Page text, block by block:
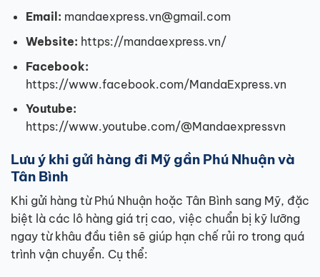
Email: mandaexpress.vn@gmail.com
Website: https://mandaexpress.vn/
Facebook:
https://www.facebook.com/MandaExpress.vn
Youtube:
https://www.youtube.com/@Mandaexpressvn
Lưu ý khi gửi hàng đi Mỹ gần Phú Nhuận và
Tân Bình
Khi gửi hàng từ Phú Nhuận hoặc Tân Bình sang Mỹ, đặc
biệt là các lô hàng giá trị cao, việc chuẩn bị kỹ lưỡng
ngay từ khâu đầu tiên sẽ giúp hạn chế rủi ro trong quá
trình vận chuyển. Cụ thể: